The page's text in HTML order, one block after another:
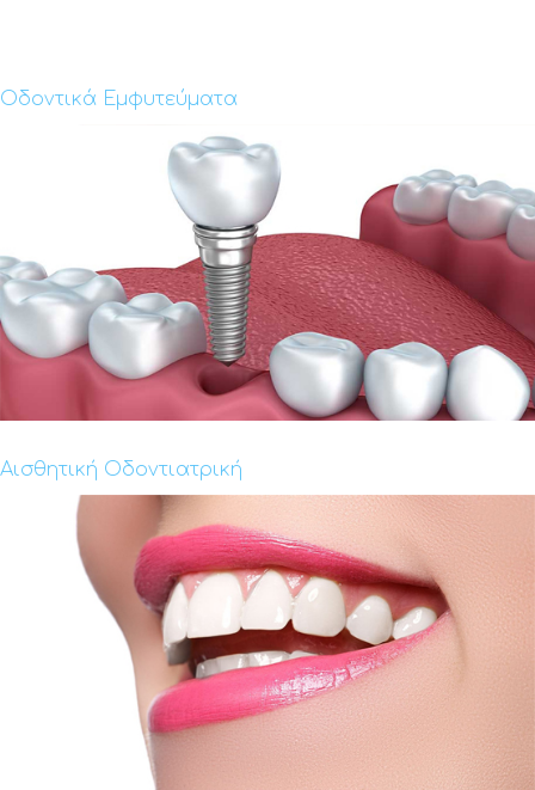
Οδοντικά Εμφυτεύματα
Αισθητική Οδοντιατρική